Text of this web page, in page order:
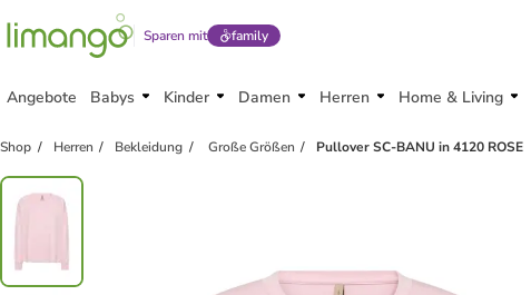
Sparen mit family
Angebote Babys Kinder Damen Herren Home & Living
Shop Herren Bekleidung Große Größen Pullover SC-BANU in 4120 ROSE